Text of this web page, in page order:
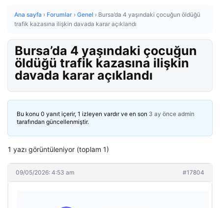
Ana sayfa › Forumlar › Genel › Bursa’da 4 yaşındaki çocuğun öldüğü
trafik kazasına ilişkin davada karar açıklandı
Bursa’da 4 yaşındaki çocuğun
öldüğü trafik kazasına ilişkin
davada karar açıklandı
Bu konu 0 yanıt içerir, 1 izleyen vardır ve en son 3 ay önce admin
tarafından güncellenmiştir.
1 yazı görüntüleniyor (toplam 1)
09/05/2026: 4:53 am #17804